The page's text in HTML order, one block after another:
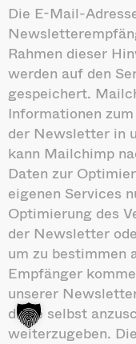
Die E-Mail-
Rahmen dieser
werden auf den
gespeichert.
Informationen
der Newsletter in
kann Mailchimp
Daten zur
eigenen Services
Optimierung des
der Newsletter
um zu bestimmen
Empfänger
unserer
diese selbst
weiterzugeben.